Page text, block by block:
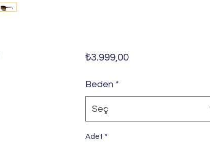
₺3.999,00Fiyat
Beden *
Seç
Adet *